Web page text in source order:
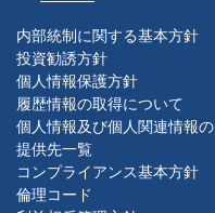
内部統制に関する基本方針
投資勧誘方針
個人情報保護方針
履歴情報の取得について
個人情報及び個人関連情報の
提供先一覧
コンプライアンス基本方針
倫理コード